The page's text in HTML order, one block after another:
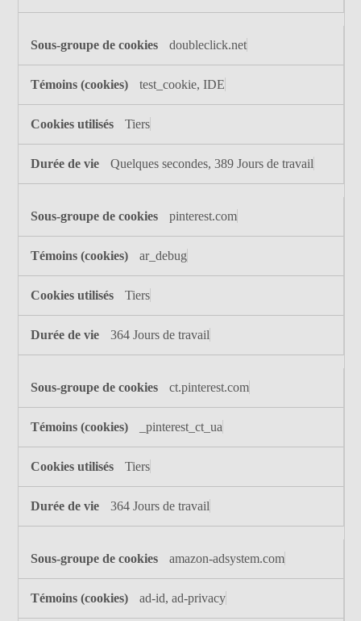
doubleclick.net
test_cookie, IDE
Tiers
Quelques secondes, 389 Jours de travail
pinterest.com
ar_debug
Tiers
364 Jours de travail
ct.pinterest.com
_pinterest_ct_ua
Tiers
364 Jours de travail
amazon-adsystem.com
ad-id, ad-privacy